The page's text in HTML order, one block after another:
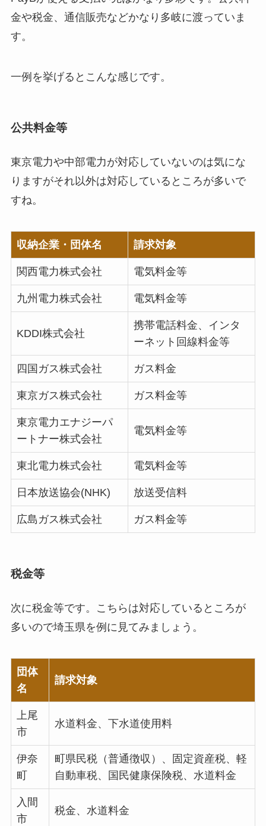
金や税金、通信販売などかなり多岐に渡っていま
す。
一例を挙げるとこんな感じです。
公共料金等
東京電力や中部電力が対応していないのは気にな
りますがそれ以外は対応しているところが多いで
すね。
収納企業・団体名 請求対象
関西電力株式会社 電気料金等
九州電力株式会社 電気料金等
KDDI株式会社
携帯電話料金、インタ
ーネット回線料金等
四国ガス株式会社 ガス料金
東京ガス株式会社 ガス料金等
東京電力エナジーパ
ートナー株式会社
電気料金等
東北電力株式会社 電気料金等
日本放送協会(NHK) 放送受信料
広島ガス株式会社 ガス料金等
税金等
次に税金等です。こちらは対応しているところが
多いので埼玉県を例に見てみましょう。
団体
名
請求対象
上尾
市
水道料金、下水道使用料
伊奈
町
町県民税（普通徴収）、固定資産税、軽
自動車税、国民健康保険税、水道料金
入間
市
税金、水道料金